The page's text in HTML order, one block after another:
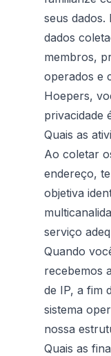
seus dados.
dados
membros,
operados e
Hoepers,
privacidade
Quais as
Ao coletar
endereço,
objetiva
serviço
Quando
recebemos
de IP, a fim
sistema
nossa
Quais as